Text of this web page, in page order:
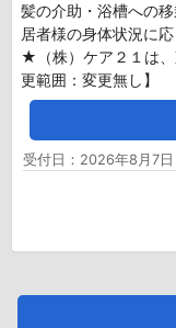
髪の介助・浴槽への
居者様の身体状況に
★（株）ケア２１は
更範囲：変更無し】
受付日：2026年8月7